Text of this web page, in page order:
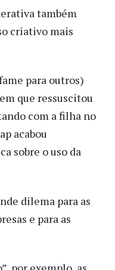
também
criativo mais
para outros)
que ressuscitou
com a filha no
acabou
sobre o uso da
dilema para as
e para as